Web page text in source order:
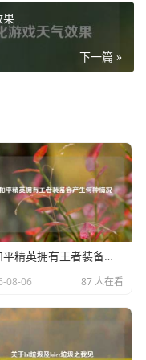
的一种特殊方式，它
被禁言玩家独特的标
果
下一篇 »
若和平精英拥有王者装备会产生何种情况
08-06 87 人在看